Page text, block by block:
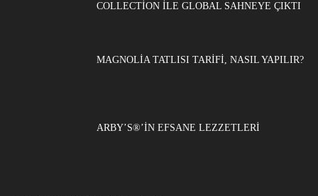
COLLECTION ILE GLOBAL SAHNEYE ÇIKTI
MAGNOLIA TATLISI TARIFI, NASIL YAPILIR?
ARBY’S®’IN EFSANE LEZZETLERI